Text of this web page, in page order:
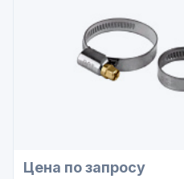
Цена по запросу